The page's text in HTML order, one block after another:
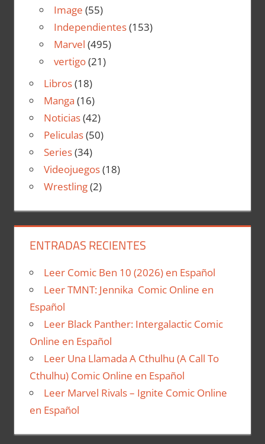
Image (55)
Independientes(153)
Marvel (495)
vertigo(21)
Libros(18)
Manga (16)
Noticias(42)
Peliculas(50)
Series(34)
Videojuegos(18)
Wrestling(2)
ENTRADAS RECIENTES
Leer Comic Ben 10 (2026) en Español
Leer TMNT: Jennika Comic Online en
Español
Leer Black Panther: Intergalactic Comic
Online en Español
Leer Una Llamada A Cthulhu (A Call To
Cthulhu) Comic Online en Español
Leer Marvel Rivals – Ignite Comic Online
en Español